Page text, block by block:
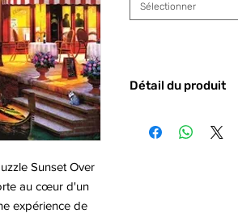
Sunset Over
au cœur d'un
expérience de
Sélectionner
Détail du produit